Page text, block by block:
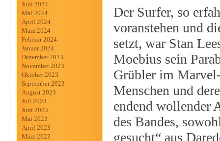
Juni 2024
Mai 2024
April 2024
März 2024
Februar 2024
Januar 2024
Dezember 2023
November 2023
Oktober 2023
September 2023
August 2023
Juli 2023
Juni 2023
Mai 2023
April 2023
März 2023
Der Surfer, so
voranstehen und
setzt, war Stan
Moebius sein
Grübler im
Menschen und
endend wollender
des Bandes,
gesucht“ aus